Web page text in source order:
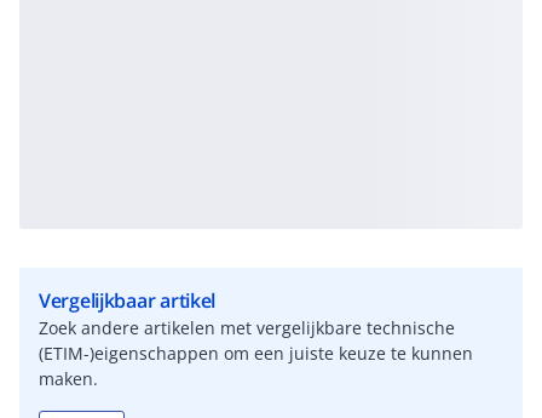
Vergelijkbaar artikel
Zoek andere artikelen met vergelijkbare technische
(ETIM-)eigenschappen om een juiste keuze te kunnen
maken.